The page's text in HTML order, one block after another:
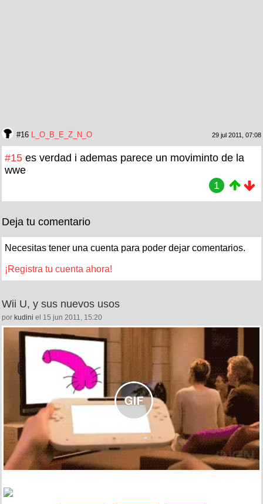
#16 L_O_B_E_Z_N_O 29 jul 2011, 07:08
#15 es verdad i ademas parece un moviminto de la
wwe
1
Deja tu comentario
Necesitas tener una cuenta para poder dejar comentarios.
¡Registra tu cuenta ahora!
Wii U, y sus nuevos usos
por kudini el 15 jun 2011, 15:20